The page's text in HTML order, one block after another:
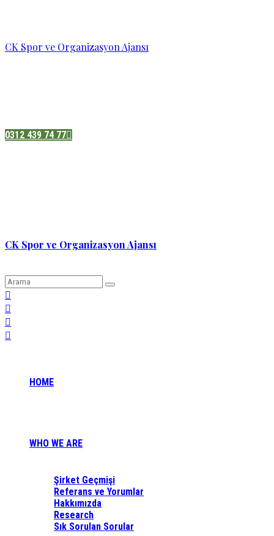
CK Spor ve Organizasyon Ajansı
0312 439 74 77
CK Spor ve Organizasyon Ajansı
HOME
WHO WE ARE
Şirket Geçmişi
Referans ve Yorumlar
Hakkımızda
Research
Sık Sorulan Sorular